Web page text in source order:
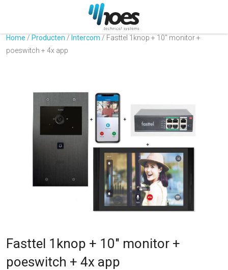
Home / Producten / Intercom / Fasttel 1knop + 10″ monitor +
poeswitch + 4x app
Fasttel 1knop + 10″ monitor +
poeswitch + 4x app